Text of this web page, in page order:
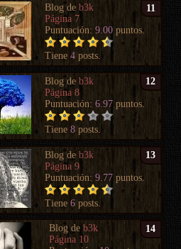
11
Blog deb3k
Página 7
Puntuación:9.00 puntos.
Tiene4 posts.
12
Blog deb3k
Página 8
Puntuación:6.97 puntos.
Tiene8 posts.
13
Blog deb3k
Página 9
Puntuación:9.77 puntos.
Tiene6 posts.
14
Blog deb3k
Página 10